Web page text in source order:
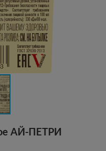
АЙ-ПЕТРИ